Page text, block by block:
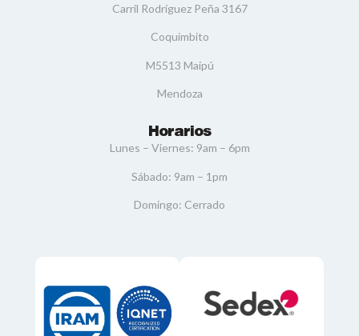
Carril Rodríguez Peña 3167
Coquimbito
M5513 Maipú
Mendoza
Horarios
Lunes – Viernes: 9am – 6pm
Sábado: 9am – 1pm
Domingo: Cerrado